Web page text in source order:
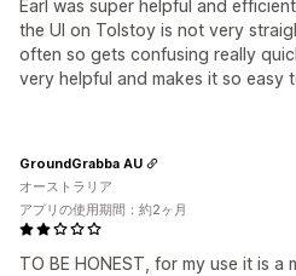
Earl was super helpful and
the UI on Tolstoy is not very
often so gets confusing really
very helpful and makes it so easy
TO BE HONEST, for my use it is a
GroundGrabba AU
オーストラリア
アプリの使用期間：約2ヶ月